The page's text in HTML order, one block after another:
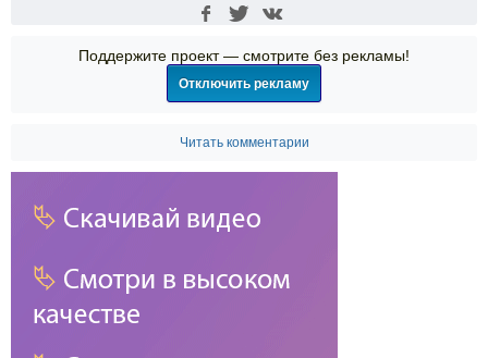
Поддержите проект — смотрите без рекламы!
Отключить рекламу
Читать комментарии